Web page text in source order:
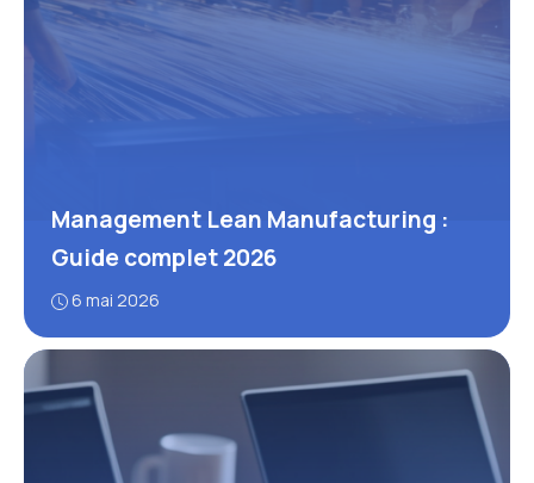
Management Lean Manufacturing :
Guide complet 2026
6 mai 2026